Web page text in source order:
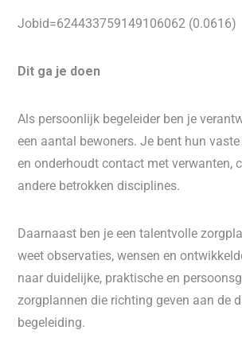
Jobid=624433759149106062 (0.0616)
Dit ga je doen
Als persoonlijk begeleider ben je
een aantal bewoners. Je bent hun
en onderhoudt contact met verwanten,
andere betrokken disciplines.
Daarnaast ben je een talentvolle
weet observaties, wensen en
naar duidelijke, praktische en
zorgplannen die richting geven aan de
begeleiding.